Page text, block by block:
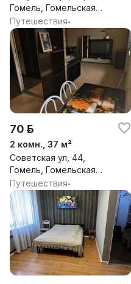
Гомель, Гомельская
обл.
Путешествия•
70 р.
2 комн., 37 м²
Советская ул, 44,
Гомель, Гомельская
обл.
Путешествия•